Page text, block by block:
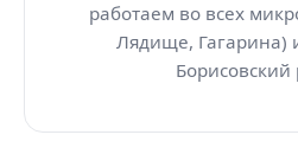
работаем во всех
Лядище, Гагарина)
Борисовский